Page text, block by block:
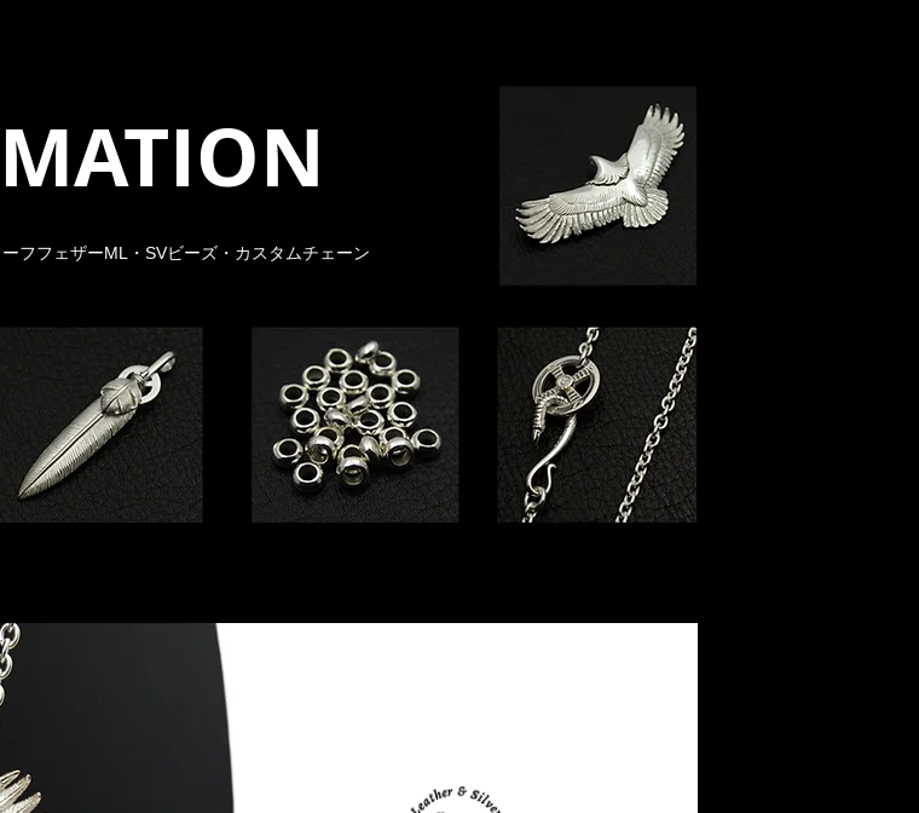
フフェザーML・SVビーズ・カスタムチェーン